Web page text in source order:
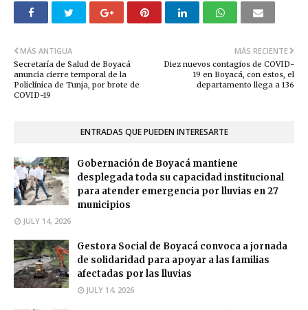
MÁS RECIENTE
Diez nuevos contagios de COVID-
19 en Boyacá, con estos, el
departamento llega a 136
MÁS ANTIGUA
Secretaría de Salud de Boyacá
anuncia cierre temporal de la
Policlínica de Tunja, por brote de
COVID-19
ENTRADAS QUE PUEDEN INTERESARTE
Gobernación de Boyacá mantiene
desplegada toda su capacidad institucional
para atender emergencia por lluvias en 27
municipios
JULY 14, 2026
Gestora Social de Boyacá convoca a jornada
de solidaridad para apoyar a las familias
afectadas por las lluvias
JULY 14, 2026